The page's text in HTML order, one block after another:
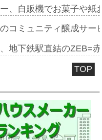
、自販機でお菓子や
のコミュニティ醸成サ
地下鉄駅直結のZEB=
TOP